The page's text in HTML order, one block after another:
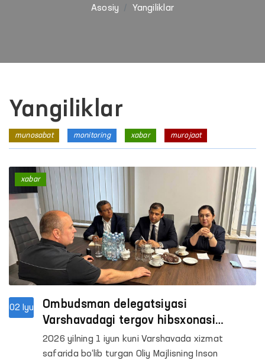
Asosiy Yangiliklar
Yangiliklar
munosabat monitoring xabar murojaat
02 Iyu
Ombudsman delegatsiyasi
Varshavadagi tergov hibsxonasi
faoliyati bilan tanishdi
2026 yilning 1 iyun kuni Varshavada xizmat
safarida bo‘lib turgan Oliy Majlisning Inson
xabar